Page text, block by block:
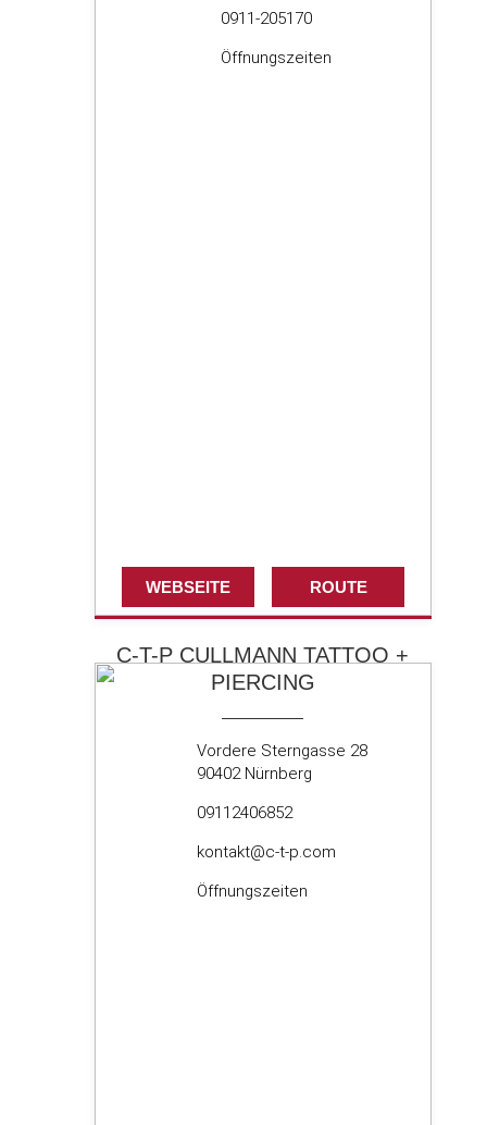
0911-205170
Öffnungszeiten
C-T-P CULLMANN TATTOO +
PIERCING
Vordere Sterngasse 28
90402 Nürnberg
09112406852
kontakt@c-t-p.com
Öffnungszeiten
WEBSEITE ROUTE